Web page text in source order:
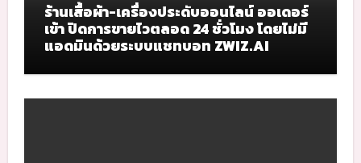
ร้านเสื้อผ้า-เครื่องประดับออนไลน์ ออเดอร์
เข้า ปิดการขายไวตลอด 24 ชั่วโมง โดยไม่มี
แอดมินด้วยระบบแชทบอท ZWIZ.AI